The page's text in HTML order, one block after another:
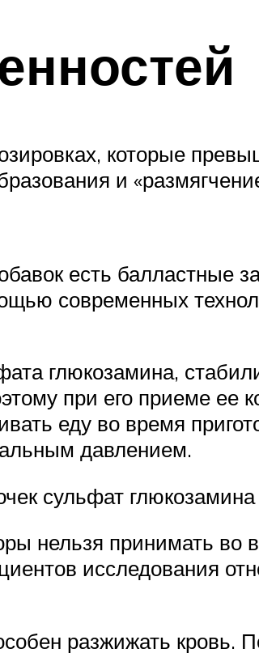
которые
и
есть балластные
современных
глюкозамина,
при его приеме ее
еду во время
давлением.
сульфат
нельзя принимать
исследования
разжижать